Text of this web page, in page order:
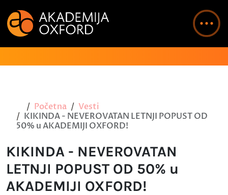
Početna
Vesti
KIKINDA - NEVEROVATAN LETNJI POPUST OD
50% u AKADEMIJI OXFORD!
KIKINDA - NEVEROVATAN
LETNJI POPUST OD 50% u
AKADEMIJI OXFORD!